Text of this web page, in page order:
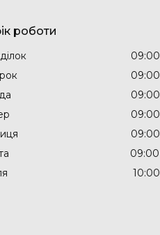
роботи
09:00
09:00
09:00
09:00
09:00
09:00
10:00